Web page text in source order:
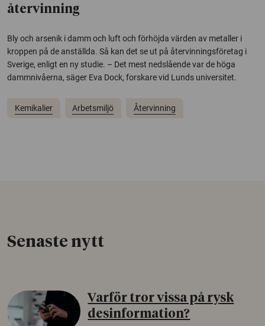
återvinning
Bly och arsenik i damm och luft och förhöjda värden av metaller i
kroppen på de anställda. Så kan det se ut på återvinningsföretag i
Sverige, enligt en ny studie. – Det mest nedslående var de höga
dammnivåerna, säger Eva Dock, forskare vid Lunds universitet.
Kemikalier Arbetsmiljö Återvinning
Senaste nytt
Varför tror vissa på rysk
desinformation?